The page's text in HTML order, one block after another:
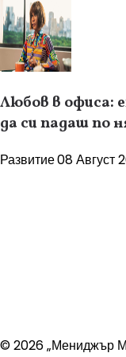
Любов в офиса:
да си падаш по
Развитие08 Август
© 2026 „Мениджър